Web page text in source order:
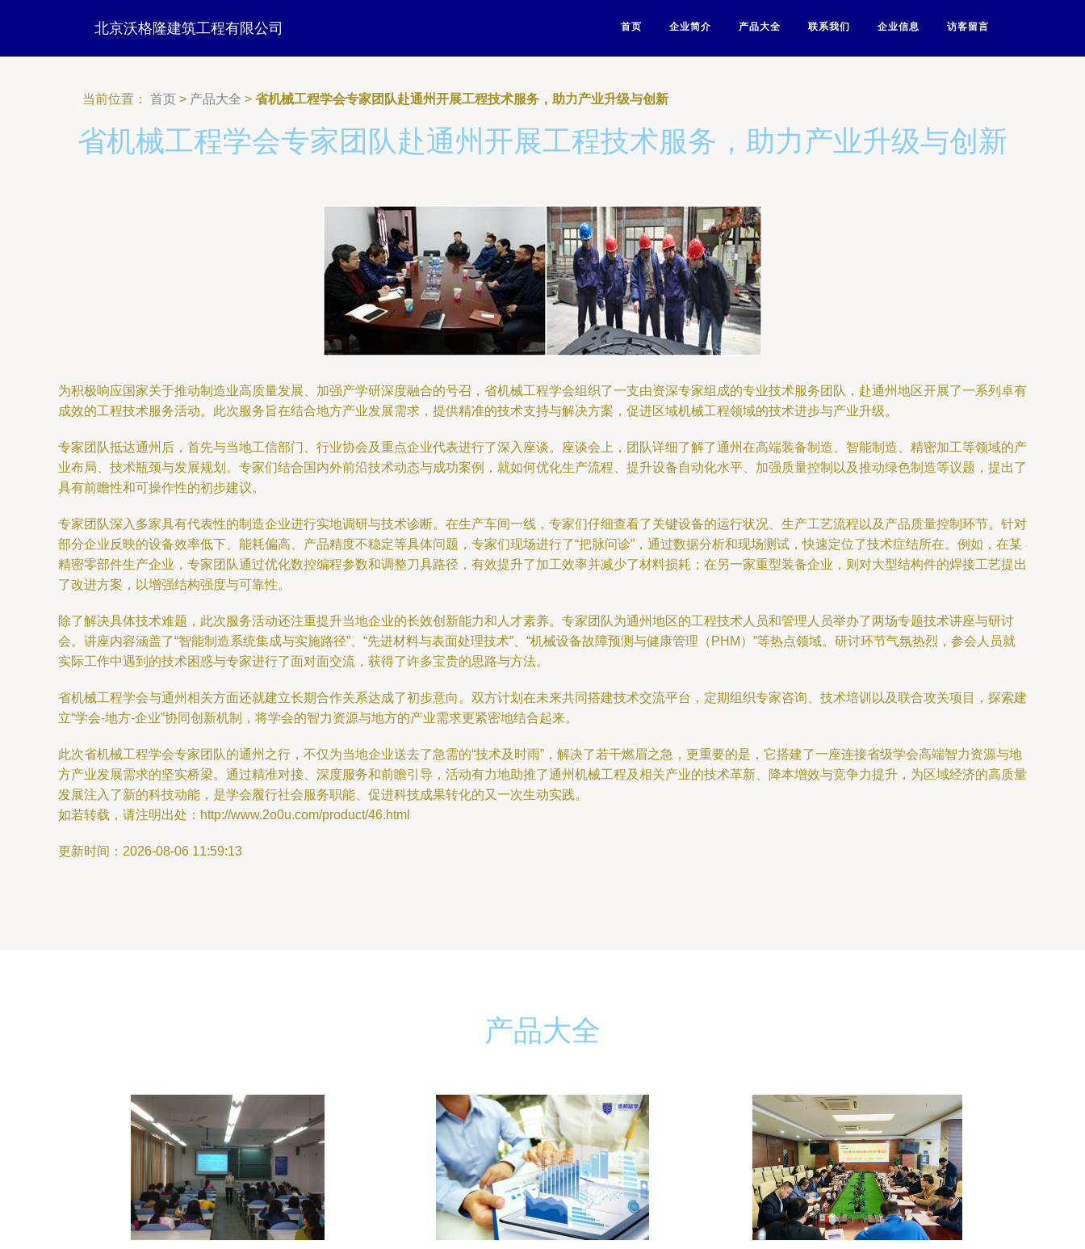
北京沃格隆建筑工程有限公司 首页 企业简介 产品大全 联系我们 企业信息 访客留言
当前位置： 首页 > 产品大全 > 省机械工程学会专家团队赴通州开展工程技术服务，助力产业升级与创新
省机械工程学会专家团队赴通州开展工程技术服务，助力产业升级与创新
为积极响应国家关于推动制造业高质量发展、加强产学研深度融合的号召，省机械工程学会组织了一支由资深专家组成的专业技术服务团队，赴通州地区开展了一系列卓有
成效的工程技术服务活动。此次服务旨在结合地方产业发展需求，提供精准的技术支持与解决方案，促进区域机械工程领域的技术进步与产业升级。
专家团队抵达通州后，首先与当地工信部门、行业协会及重点企业代表进行了深入座谈。座谈会上，团队详细了解了通州在高端装备制造、智能制造、精密加工等领域的产
业布局、技术瓶颈与发展规划。专家们结合国内外前沿技术动态与成功案例，就如何优化生产流程、提升设备自动化水平、加强质量控制以及推动绿色制造等议题，提出了
具有前瞻性和可操作性的初步建议。
专家团队深入多家具有代表性的制造企业进行实地调研与技术诊断。在生产车间一线，专家们仔细查看了关键设备的运行状况、生产工艺流程以及产品质量控制环节。针对
部分企业反映的设备效率低下、能耗偏高、产品精度不稳定等具体问题，专家们现场进行了“把脉问诊”，通过数据分析和现场测试，快速定位了技术症结所在。例如，在某
精密零部件生产企业，专家团队通过优化数控编程参数和调整刀具路径，有效提升了加工效率并减少了材料损耗；在另一家重型装备企业，则对大型结构件的焊接工艺提出
了改进方案，以增强结构强度与可靠性。
除了解决具体技术难题，此次服务活动还注重提升当地企业的长效创新能力和人才素养。专家团队为通州地区的工程技术人员和管理人员举办了两场专题技术讲座与研讨
会。讲座内容涵盖了“智能制造系统集成与实施路径”、“先进材料与表面处理技术”、“机械设备故障预测与健康管理（PHM）”等热点领域。研讨环节气氛热烈，参会人员就
实际工作中遇到的技术困惑与专家进行了面对面交流，获得了许多宝贵的思路与方法。
省机械工程学会与通州相关方面还就建立长期合作关系达成了初步意向。双方计划在未来共同搭建技术交流平台，定期组织专家咨询、技术培训以及联合攻关项目，探索建
立“学会-地方-企业”协同创新机制，将学会的智力资源与地方的产业需求更紧密地结合起来。
此次省机械工程学会专家团队的通州之行，不仅为当地企业送去了急需的“技术及时雨”，解决了若干燃眉之急，更重要的是，它搭建了一座连接省级学会高端智力资源与地
方产业发展需求的坚实桥梁。通过精准对接、深度服务和前瞻引导，活动有力地助推了通州机械工程及相关产业的技术革新、降本增效与竞争力提升，为区域经济的高质量
发展注入了新的科技动能，是学会履行社会服务职能、促进科技成果转化的又一次生动实践。
如若转载，请注明出处：http://www.2o0u.com/product/46.html
更新时间：2026-08-06 11:59:13
产品大全